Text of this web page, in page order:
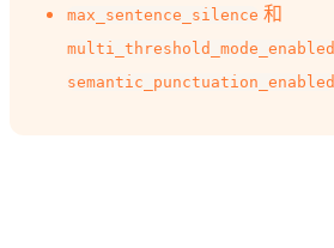
max_sentence_silence 和
multi_threshold_mode_enabled
semantic_punctuation_enabled